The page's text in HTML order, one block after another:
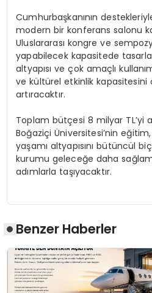
Cumhurbaşkanının
modern bir konferans salonu
Uluslararası kongre ve
yapabilecek kapasitede
altyapısı ve çok amaçlı
ve kültürel etkinlik kapasitesini
artıracaktır.
Toplam bütçesi 8 milyar TL’yi
Boğaziçi Üniversitesi’nin
yaşamı altyapısını bütüncül
kurumu geleceğe daha
adımlarla taşıyacaktır.
Benzer Haberler